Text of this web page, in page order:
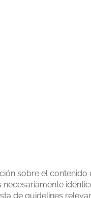
sobre el contenido
de guidelines